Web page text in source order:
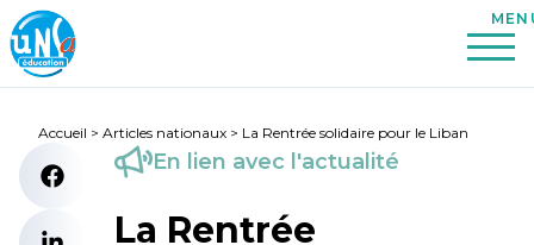
Accueil > Articles nationaux > La Rentrée solidaire pour le Liban
En lien avec l'actualité
La Rentrée